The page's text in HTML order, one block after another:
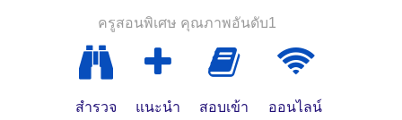
ครูสอนพิเศษ คุณภาพอันดับ1
สำรวจ แนะนำ สอบเข้า ออนไลน์